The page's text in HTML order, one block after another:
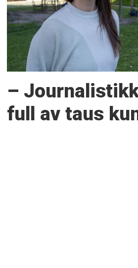
–
full av taus